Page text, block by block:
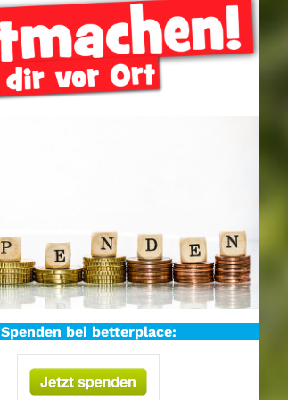
Spenden bei betterplace: